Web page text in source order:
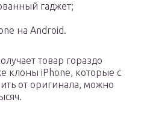
гаджет;
на Android.
товар гораздо
клоны iPhone, которые с
от оригинала, можно